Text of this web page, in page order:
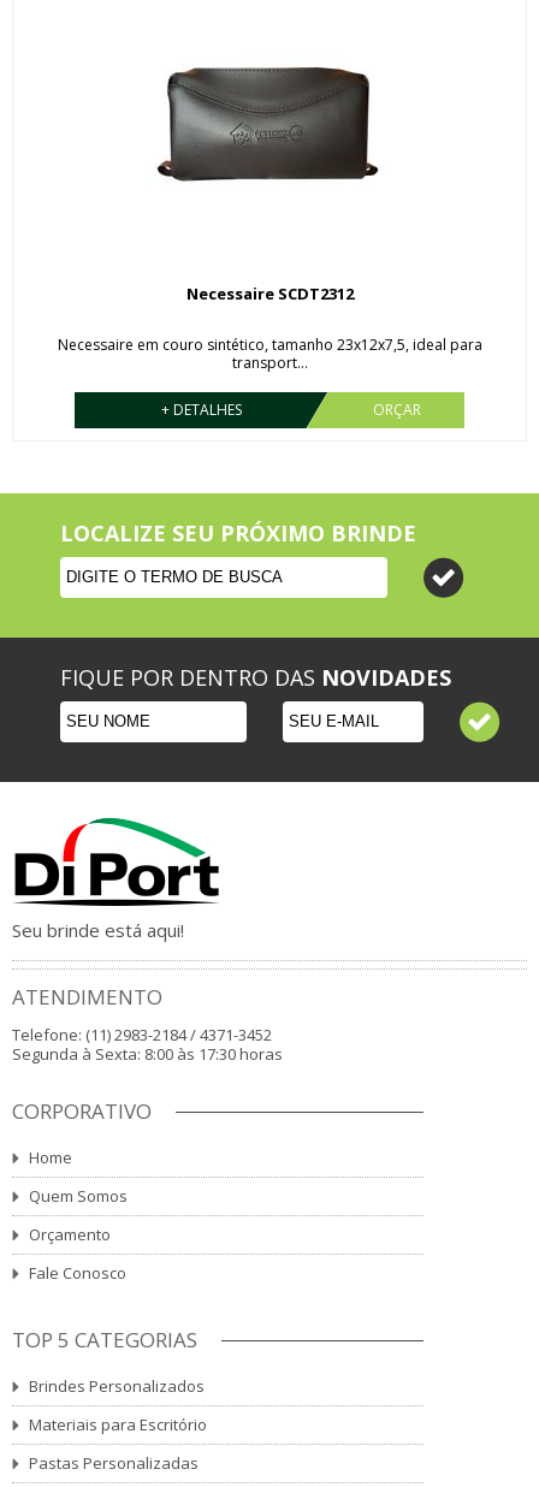
Necessaire SCDT2312
Necessaire em couro sintético, tamanho 23x12x7,5, ideal para
transport...
+ DETALHES ORÇAR
LOCALIZE SEU PRÓXIMO BRINDE
FIQUE POR DENTRO DAS NOVIDADES
Seu brinde está aqui!
ATENDIMENTO
Telefone: (11) 2983-2184 / 4371-3452
Segunda à Sexta: 8:00 às 17:30 horas
CORPORATIVO
Home
Quem Somos
Orçamento
Fale Conosco
TOP 5 CATEGORIAS
Brindes Personalizados
Materiais para Escritório
Pastas Personalizadas